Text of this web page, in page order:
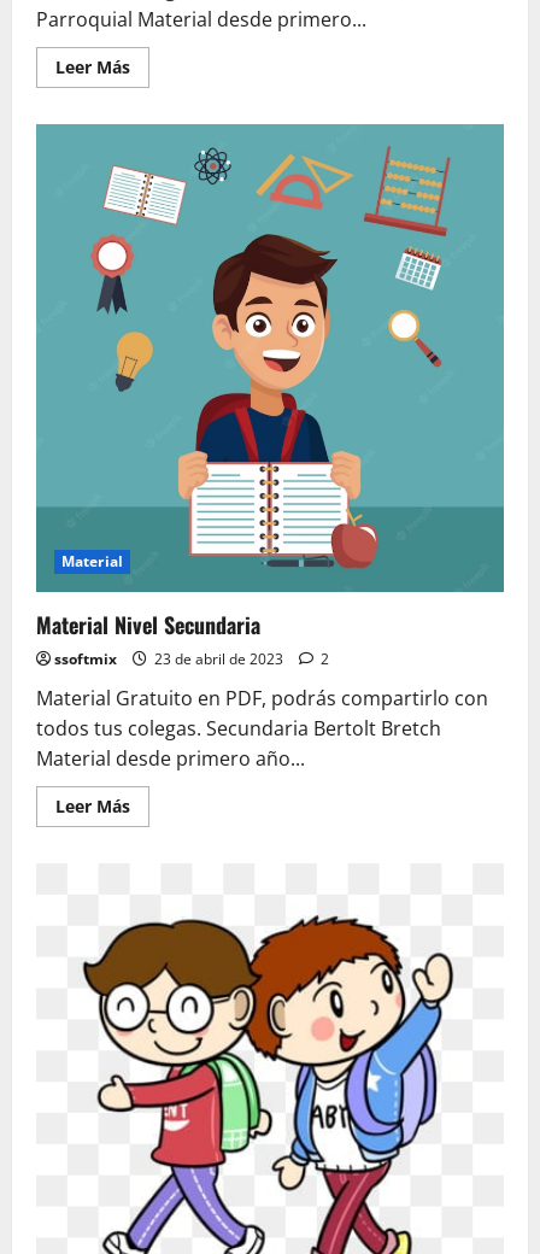
Parroquial Material desde primero...
Leer MásLeer
más
Secundaria
2
Material
Material Nivel Secundaria
ssoftmix 23 de abril de 2023 2
Material Gratuito en PDF, podrás compartirlo con
todos tus colegas. Secundaria Bertolt Bretch
Material desde primero año...
Leer MásLeer
más